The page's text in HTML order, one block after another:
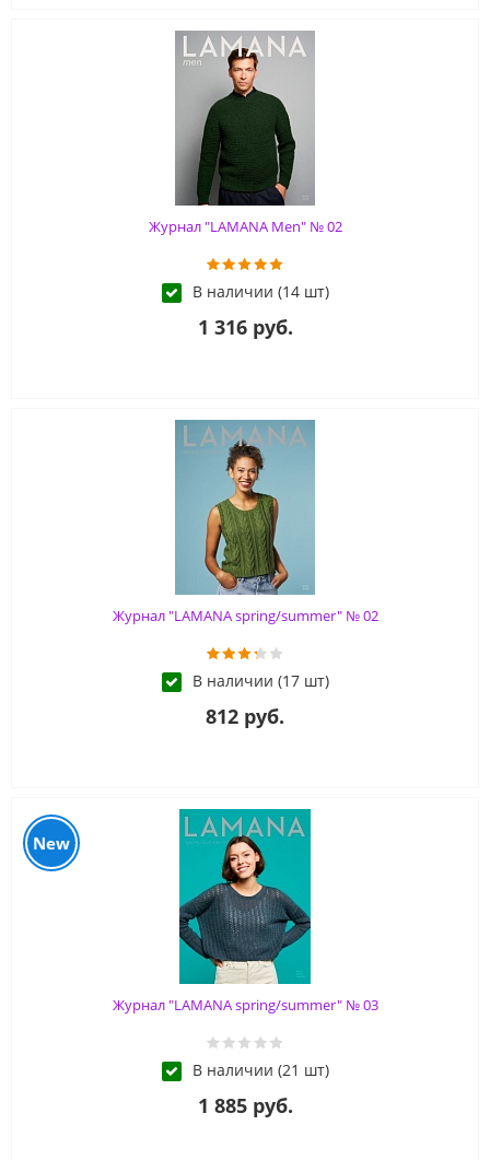
Журнал "LAMANA Men" № 02
В наличии (14 шт)
1 316 руб.
Журнал "LAMANA spring/summer" № 02
В наличии (17 шт)
812 руб.
New
Журнал "LAMANA spring/summer" № 03
В наличии (21 шт)
1 885 руб.